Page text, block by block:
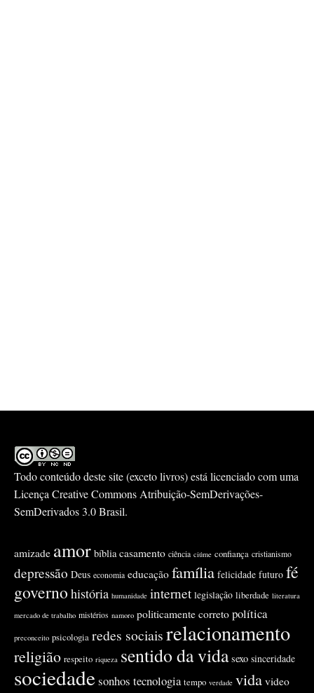
Todo conteúdo deste site (exceto livros) está licenciado com uma
LicençaCreative Commons Atribuição-SemDerivações-
SemDerivados 3.0 Brasil.
amizade amor bíblia casamento ciência ciúme confiança cristianismo
depressão Deus economia educação família felicidade futuro fé
governo história humanidade internet legislação liberdade literatura
mercado de trabalho mistérios namoro politicamente correto política
preconceito psicologia redes sociaisrelacionamento
religião respeito riqueza sentido da vida sexo sinceridade
sociedadesonhos tecnologia tempo verdade vida video